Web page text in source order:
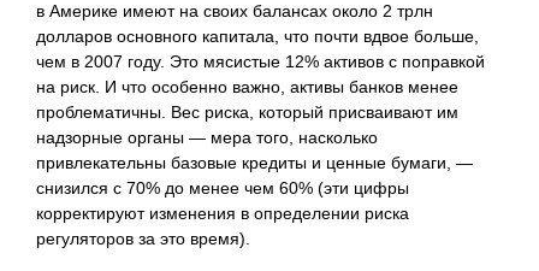
в Америке имеют на своих балансах около 2 трлн
долларов основного капитала, что почти вдвое больше,
чем в 2007 году. Это мясистые 12% активов с поправкой
на риск. И что особенно важно, активы банков менее
проблематичны. Вес риска, который присваивают им
надзорные органы — мера того, насколько
привлекательны базовые кредиты и ценные бумаги, —
снизился с 70% до менее чем 60% (эти цифры
корректируют изменения в определении риска
регуляторов за это время).